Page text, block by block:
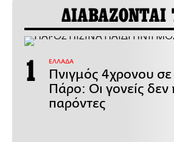
ΔΙΑΒΑΖΟΝΤΑΙ
ΕΛΛΑΔΑ
Πνιγμός 4χρονου σε
Πάρο: Οι γονείς δεν
παρόντες